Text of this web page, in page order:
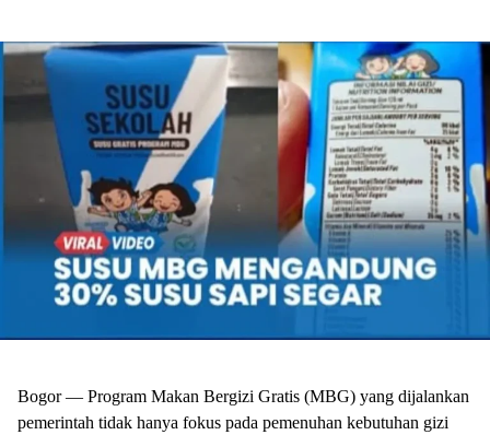
Bogor — Program Makan Bergizi Gratis (MBG) yang dijalankan
pemerintah tidak hanya fokus pada pemenuhan kebutuhan gizi